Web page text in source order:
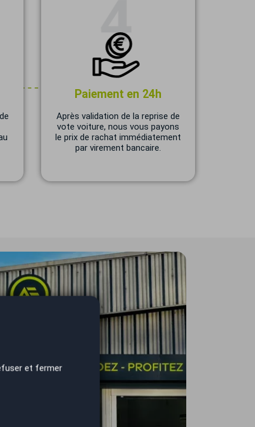
Paiement en 24h
Après validation de la reprise de
vote voiture, nous vous payons
le prix de rachat immédiatement
par virement bancaire.
et fermer